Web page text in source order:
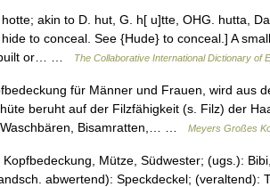
akin to D. hut, G. h[ u]tte, OHG. hutta,
to conceal. See {Hude} to conceal.] A
built or… …
The Collaborative International Dictionary of
für Männer und Frauen, wird aus
beruht auf der Filzfähigkeit (s. Filz) der
Waschbären, Bisamratten,… …
Meyers Großes
Mütze, Südwester; (ugs.):
abwertend): Speckdeckel; (veraltend):